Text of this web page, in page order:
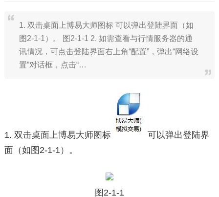
1. 双击桌面上博易大师图标 可以弹出登陆界面（如
图2-1-1）。 图2-1-1 2. 如需查看与行情服务器的通
讯情况，可点击登陆界面右上角“配置”，弹出“网络设
置”对话框，点击“…
1. 双击桌面上博易大师图标
可以弹出登陆界
面（如图2-1-1）。
图2-1-1